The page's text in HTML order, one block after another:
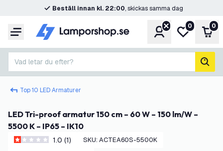
Beställ innan kl. 22:00, skickas samma dag
Meny KontoMin0 0
Vad letar du efter?
sök
Top 10 LED Armaturer
LED Tri-proof armatur 150 cm – 60 W – 150 lm/W –
5500 K – IP65 – IK10
1 stjärnbetyg1.0 (1) SKU: ACTEA60S-5500K